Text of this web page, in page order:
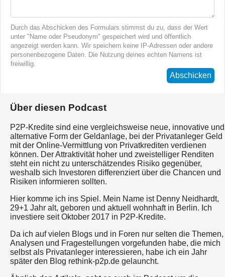
Durch das Abschicken des Formulars stimmst du zu, dass der Wert
unter "Name oder Pseudonym" gespeichert wird und öffentlich
angezeigt werden kann. Wir speichern keine IP-Adressen oder andere
personenbezogene Daten. Die Nutzung deines echten Namens ist
freiwillig.
Abschicken
Über diesen Podcast
P2P-Kredite sind eine vergleichsweise neue, innovative und
alternative Form der Geldanlage, bei der Privatanleger Geld
mit der Online-Vermittlung von Privatkrediten verdienen
können. Der Attraktivität hoher und zweistelliger Renditen
steht ein nicht zu unterschätzendes Risiko gegenüber,
weshalb sich Investoren differenziert über die Chancen und
Risiken informieren sollten.
Hier komme ich ins Spiel. Mein Name ist Denny Neidhardt,
29+1 Jahr alt, geboren und aktuell wohnhaft in Berlin. Ich
investiere seit Oktober 2017 in P2P-Kredite.
Da ich auf vielen Blogs und in Foren nur selten die Themen,
Analysen und Fragestellungen vorgefunden habe, die mich
selbst als Privatanleger interessieren, habe ich ein Jahr
später den Blog rethink-p2p.de gelauncht.